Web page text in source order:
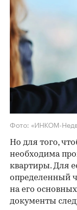
Фото: «ИНКОМ-
Но для того,
необходима
квартиры. Для
определенный
на его
документы